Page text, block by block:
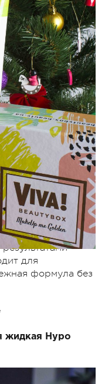
Aloe:
известны
масло ши;
компонентов *;
для
формула без
жидкая Hypo